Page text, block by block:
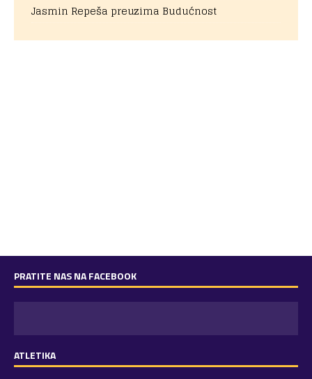
Jasmin Repeša preuzima Budućnost
PRATITE NAS NA FACEBOOK
ATLETIKA